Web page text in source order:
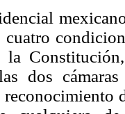
la
dos
reconocimiento